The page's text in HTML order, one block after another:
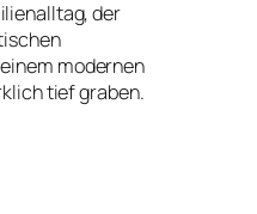
der
modernen
tief graben.